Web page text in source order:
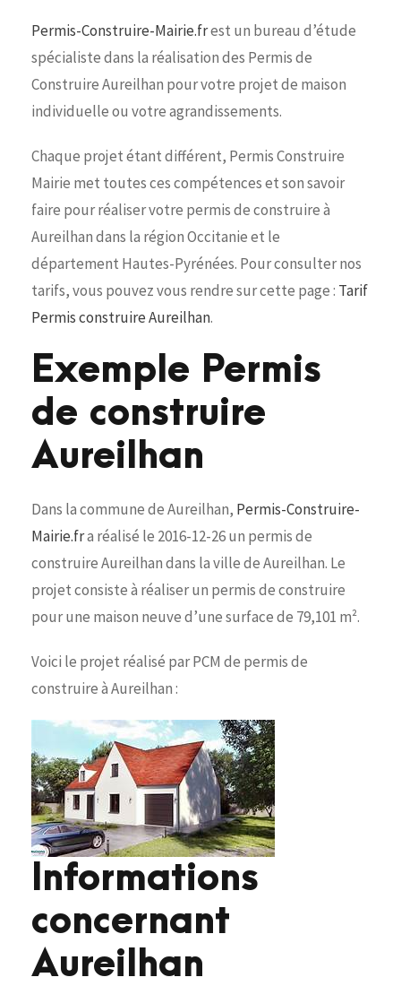
Permis-Construire-Mairie.frest un bureau d’étude
spécialiste dans la réalisation des Permis de
Construire Aureilhan pour votre projet de maison
individuelle ou votre agrandissements.
Chaque projet étant différent, Permis Construire
Mairie met toutes ces compétences et son savoir
faire pour réaliser votre permis de construire à
Aureilhan dans la région Occitanie et le
département Hautes-Pyrénées. Pour consulter nos
tarifs, vous pouvez vous rendre sur cette page : Tarif
Permis construire Aureilhan.
Exemple Permis
de construire
Aureilhan
Dans la commune de Aureilhan, Permis-Construire-
Mairie.fra réalisé le 2016-12-26 un permis de
construire Aureilhan dans la ville de Aureilhan. Le
projet consiste à réaliser un permis de construire
pour une maison neuve d’une surface de 79,101 m².
Voici le projet réalisé par PCM de permis de
construire à Aureilhan :
Informations
concernant
Aureilhan